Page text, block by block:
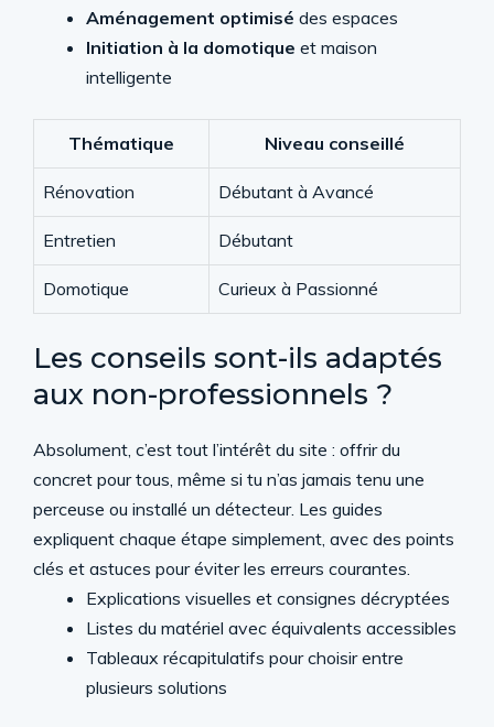
Aménagement optimisé des espaces
Initiation à la domotique et maison
intelligente
Thématique Niveau conseillé
Rénovation Débutant à Avancé
Entretien Débutant
Domotique Curieux à Passionné
Les conseils sont-ils adaptés
aux non-professionnels ?
Absolument, c’est tout l’intérêt du site : offrir du
concret pour tous, même si tu n’as jamais tenu une
perceuse ou installé un détecteur. Les guides
expliquent chaque étape simplement, avec des points
clés et astuces pour éviter les erreurs courantes.
Explications visuelles et consignes décryptées
Listes du matériel avec équivalents accessibles
Tableaux récapitulatifs pour choisir entre
plusieurs solutions